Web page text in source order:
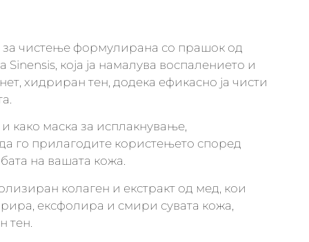
за чистење формулирана со прашок од
Sinensis, која ја намалува воспалението и
хидриран тен, додека ефикасно ја чисти
како маска за исплакнување,
го прилагодите користењето според
на вашата кожа.
колаген и екстракт од мед, кои
ексфолира и смири сувата кожа,
тен.